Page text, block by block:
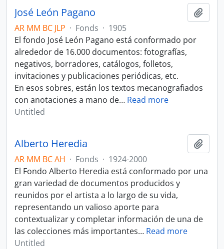
José León Pagano
AR MM BC JLP · Fonds · 1905
El fondo José León Pagano está conformado por
alrededor de 16.000 documentos: fotografías,
negativos, borradores, catálogos, folletos,
invitaciones y publicaciones periódicas, etc.
En esos sobres, están los textos mecanografiados
con anotaciones a mano de… Read more
Untitled
Alberto Heredia
AR MM BC AH · Fonds · 1924-2000
El Fondo Alberto Heredia está conformado por una
gran variedad de documentos producidos y
reunidos por el artista a lo largo de su vida,
representando un valioso aporte para
contextualizar y completar información de una de
las colecciones más importantes… Read more
Untitled